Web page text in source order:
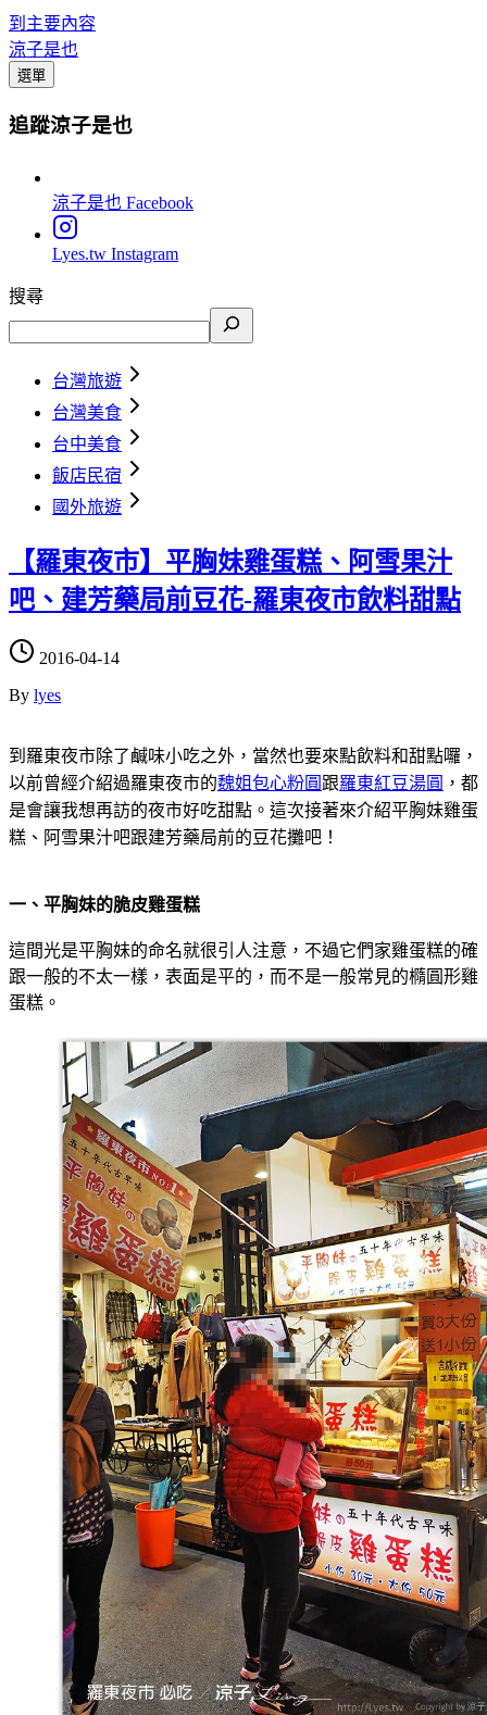
到主要內容
涼子是也
選單
追蹤涼子是也
涼子是也 Facebook
Lyes.tw Instagram
搜尋
台灣旅遊
台灣美食
台中美食
飯店民宿
國外旅遊
【羅東夜市】平胸妹雞蛋糕、阿雪果汁
吧、建芳藥局前豆花-羅東夜市飲料甜點
2016-04-14
By lyes
到羅東夜市除了鹹味小吃之外，當然也要來點飲料和甜點囉，
以前曾經介紹過羅東夜市的魏姐包心粉圓 跟羅東紅豆湯圓 ，都
是會讓我想再訪的夜市好吃甜點。這次接著來介紹平胸妹雞蛋
糕、阿雪果汁吧跟建芳藥局前的豆花攤吧！
一、平胸妹的脆皮雞蛋糕
這間光是平胸妹的命名就很引人注意，不過它們家雞蛋糕的確
跟一般的不太一樣，表面是平的，而不是一般常見的橢圓形雞
蛋糕。